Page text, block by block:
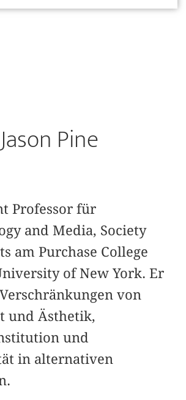
Jason Pine
Professor für
and Media, Society
am Purchase College
of New York. Er
von
und Ästhetik,
und
in alternativen